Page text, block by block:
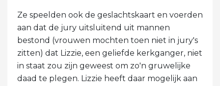
Ze speelden ook de geslachtskaart en voerden
aan dat de jury uitsluitend uit mannen
bestond (vrouwen mochten toen niet in jury's
zitten) dat Lizzie, een geliefde kerkganger, niet
in staat zou zijn geweest om zo'n gruwelijke
daad te plegen. Lizzie heeft daar mogelijk aan